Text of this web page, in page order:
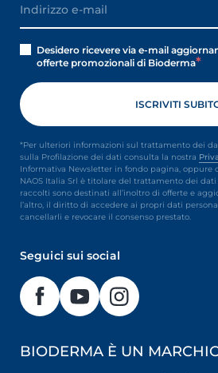
Desidero ricevere via e-mail
offerte promozionali di Bioderma
*Per ulteriori informazioni sul trattamento dei
sulla Profilazione dei dati consulta la nostra
Informativa Newsletter in fondo pagina, oppure
NAOS Italia Srl è titolare del trattamento dei
raccolti sono destinati all’inoltro di offerte e
l’altro, il diritto di accedere ai propri dati
cancellarli e revocare il consenso prestato.
Seguici sui social
BIODERMA È UN